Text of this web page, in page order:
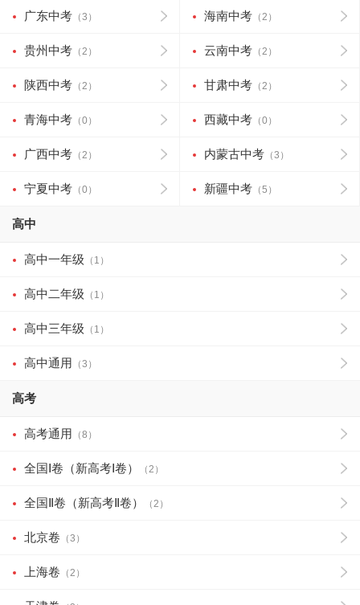
广东中考 （3） 海南中考 （2）
贵州中考 （2） 云南中考 （2）
陕西中考 （2） 甘肃中考 （2）
青海中考 （0） 西藏中考 （0）
广西中考 （2） 内蒙古中考 （3）
宁夏中考 （0） 新疆中考 （5）
高中
高中一年级 （1）
高中二年级 （1）
高中三年级 （1）
高中通用 （3）
高考
高考通用 （8）
全国Ⅰ卷（新高考Ⅰ卷） （2）
全国Ⅱ卷（新高考Ⅱ卷） （2）
北京卷 （3）
上海卷 （2）